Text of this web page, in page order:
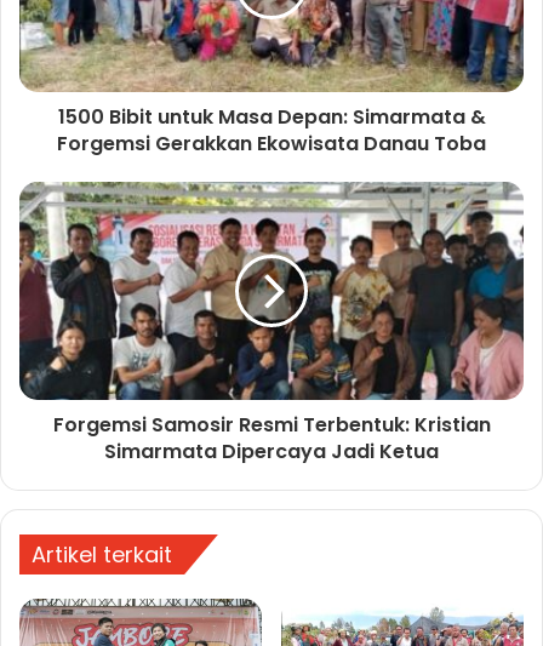
1500 Bibit untuk Masa Depan: Simarmata &
Forgemsi Gerakkan Ekowisata Danau Toba
Forgemsi Samosir Resmi Terbentuk: Kristian
Simarmata Dipercaya Jadi Ketua
Artikel terkait